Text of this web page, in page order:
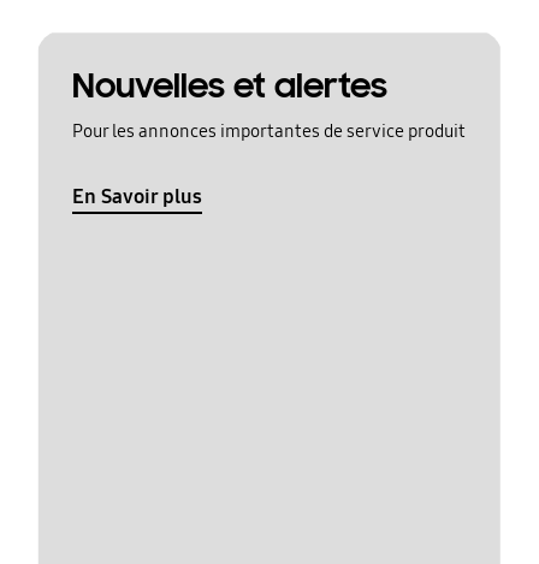
Nouvelles et alertes
Pour les annonces importantes de service produit
En Savoir plus